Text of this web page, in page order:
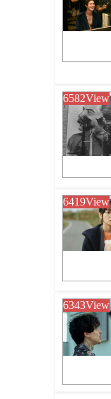
6582View
6419View
6343View